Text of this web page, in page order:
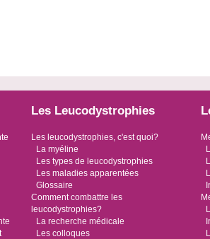
Les Leucodystrophies
Les leucodystrophies, c'est quoi?
La myéline
Les types de leucodystrophies
Les maladies apparentées
Glossaire
Comment combattre les
leucodystrophies?
La recherche médicale
Les colloques